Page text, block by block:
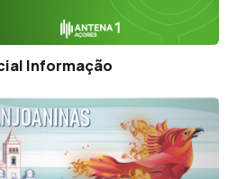
Informação